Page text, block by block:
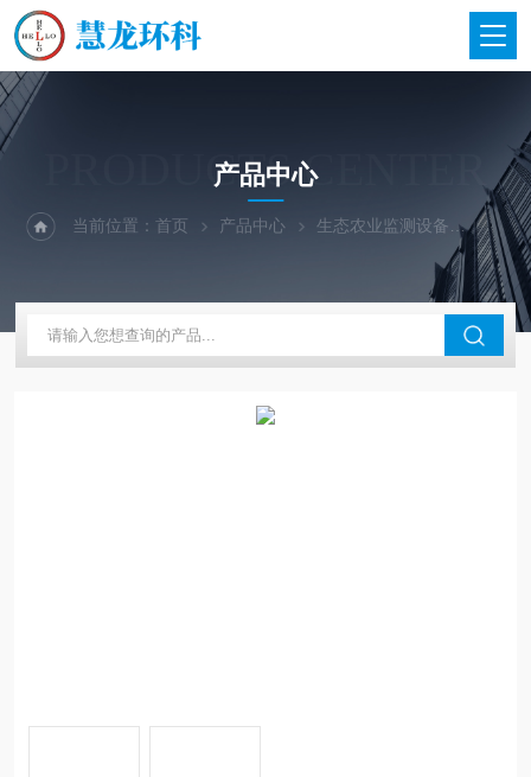
PRODUCTS CENTER
产品中心
当前位置：首页 产品中心 生态农业监测设备 农产